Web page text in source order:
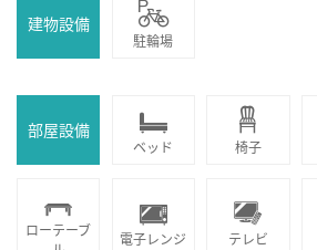
建物設備
駐輪場
部屋設備
ベッド 椅子
ローテーブ
電子レンジ テレビ